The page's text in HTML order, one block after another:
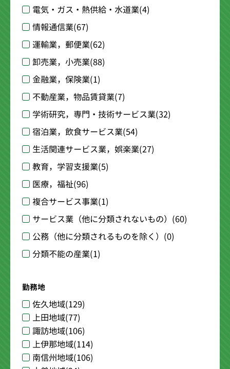
電気・ガス・熱供給・水道業(4)
情報通信業(67)
運輸業，郵便業(62)
卸売業，小売業(88)
金融業，保険業(1)
不動産業，物品賃貸業(7)
学術研究，専門・技術サービス業(32)
宿泊業，飲食サービス業(54)
生活関連サービス業，娯楽業(27)
教育，学習支援業(5)
医療，福祉(96)
複合サービス事業(1)
サービス業（他に分類されないもの） (60)
公務（他に分類されるものを除く） (0)
分類不能の産業(1)
勤務地
佐久地域(129)
上田地域(77)
諏訪地域(106)
上伊那地域(114)
南信州地域(106)